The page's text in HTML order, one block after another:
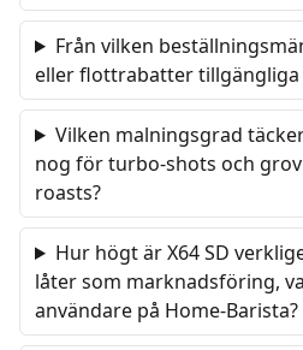
Från vilken
eller flottrabatter tillgängliga
Vilken malningsgrad
nog för turbo-shots och
roasts?
Hur högt är X64 SD
låter som marknadsföring,
användare på Home-Barista?